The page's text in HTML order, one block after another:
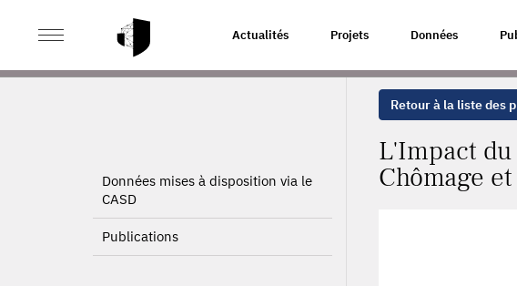
Actualités Projets Données
ACCUEIL L'IMPACT DU CAPITAL HUMAIN SPÉCIFIQUE À
Données mises à disposition via le
CASD
Publications
Retour à la liste des
L'Impact
Chômage